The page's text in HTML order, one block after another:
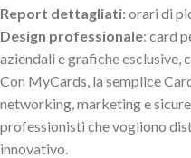
Report dettagliati: orari di
Design professionale: card
aziendali e grafiche esclusive,
Con MyCards, la semplice
networking, marketing e
professionisti che vogliono
innovativo.